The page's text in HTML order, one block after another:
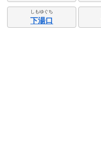
しもゆぐち
下湯口